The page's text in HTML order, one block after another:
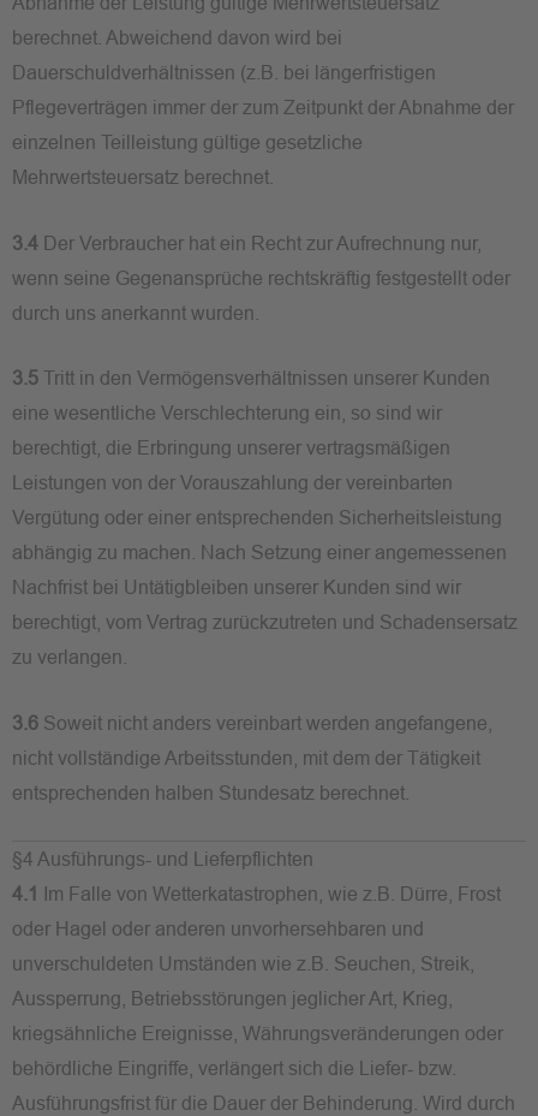
berechnet. Abweichend davon wird bei
Dauerschuldverhältnissen (z.B. bei längerfristigen
Pflegeverträgen immer der zum Zeitpunkt der Abnahme der
einzelnen Teilleistung gültige gesetzliche
Mehrwertsteuersatz berechnet.
3.4 Der Verbraucher hat ein Recht zur Aufrechnung nur,
wenn seine Gegenansprüche rechtskräftig festgestellt oder
durch uns anerkannt wurden.
3.5 Tritt in den Vermögensverhältnissen unserer Kunden
eine wesentliche Verschlechterung ein, so sind wir
berechtigt, die Erbringung unserer vertragsmäßigen
Leistungen von der Vorauszahlung der vereinbarten
Vergütung oder einer entsprechenden Sicherheitsleistung
abhängig zu machen. Nach Setzung einer angemessenen
Nachfrist bei Untätigbleiben unserer Kunden sind wir
berechtigt, vom Vertrag zurückzutreten und Schadensersatz
zu verlangen.
3.6 Soweit nicht anders vereinbart werden angefangene,
nicht vollständige Arbeitsstunden, mit dem der Tätigkeit
entsprechenden halben Stundesatz berechnet.
§4 Ausführungs- und Lieferpflichten
4.1 Im Falle von Wetterkatastrophen, wie z.B. Dürre, Frost
oder Hagel oder anderen unvorhersehbaren und
unverschuldeten Umständen wie z.B. Seuchen, Streik,
Aussperrung, Betriebsstörungen jeglicher Art, Krieg,
kriegsähnliche Ereignisse, Währungsveränderungen oder
behördliche Eingriffe, verlängert sich die Liefer- bzw.
Ausführungsfrist für die Dauer der Behinderung. Wird durch